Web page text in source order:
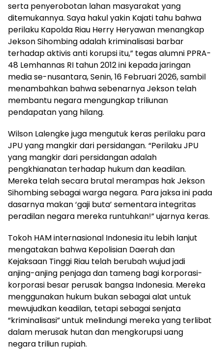
serta penyerobotan lahan masyarakat yang
ditemukannya. Saya hakul yakin Kajati tahu bahwa
perilaku Kapolda Riau Herry Heryawan menangkap
Jekson Sihombing adalah kriminalisasi barbar
terhadap aktivis anti korupsi itu,” tegas alumni PPRA-
48 Lemhannas RI tahun 2012 ini kepada jaringan
media se-nusantara, Senin, 16 Februari 2026, sambil
menambahkan bahwa sebenarnya Jekson telah
membantu negara mengungkap triliunan
pendapatan yang hilang.
Wilson Lalengke juga mengutuk keras perilaku para
JPU yang mangkir dari persidangan. “Perilaku JPU
yang mangkir dari persidangan adalah
pengkhianatan terhadap hukum dan keadilan.
Mereka telah secara brutal merampas hak Jekson
Sihombing sebagai warga negara. Para jaksa ini pada
dasarnya makan ‘gaji buta’ sementara integritas
peradilan negara mereka runtuhkan!” ujarnya keras.
Tokoh HAM internasional Indonesia itu lebih lanjut
mengatakan bahwa Kepolisian Daerah dan
Kejaksaan Tinggi Riau telah berubah wujud jadi
anjing-anjing penjaga dan tameng bagi korporasi-
korporasi besar perusak bangsa Indonesia. Mereka
menggunakan hukum bukan sebagai alat untuk
mewujudkan keadilan, tetapi sebagai senjata
“kriminalisasi” untuk melindungi mereka yang terlibat
dalam merusak hutan dan mengkorupsi uang
negara triliun rupiah.